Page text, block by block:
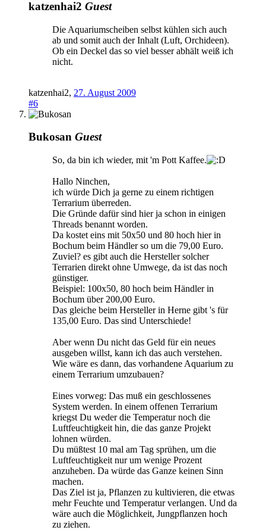
katzenhai2 Guest
Die Aquariumscheiben selbst kühlen sich auch
ab und somit auch der Inhalt (Luft, Orchideen).
Ob ein Deckel das so viel besser abhält weiß ich
nicht.
katzenhai2, 27. August 2009
#6
Bukosan Guest
So, da bin ich wieder, mit 'm Pott Kaffee.
Hallo Ninchen,
ich würde Dich ja gerne zu einem richtigen
Terrarium überreden.
Die Gründe dafür sind hier ja schon in einigen
Threads benannt worden.
Da kostet eins mit 50x50 und 80 hoch hier in
Bochum beim Händler so um die 79,00 Euro.
Zuviel? es gibt auch die Hersteller solcher
Terrarien direkt ohne Umwege, da ist das noch
günstiger.
Beispiel: 100x50, 80 hoch beim Händler in
Bochum über 200,00 Euro.
Das gleiche beim Hersteller in Herne gibt 's für
135,00 Euro. Das sind Unterschiede!
Aber wenn Du nicht das Geld für ein neues
ausgeben willst, kann ich das auch verstehen.
Wie wäre es dann, das vorhandene Aquarium zu
einem Terrarium umzubauen?
Eines vorweg: Das muß ein geschlossenes
System werden. In einem offenen Terrarium
kriegst Du weder die Temperatur noch die
Luftfeuchtigkeit hin, die das ganze Projekt
lohnen würden.
Du müßtest 10 mal am Tag sprühen, um die
Luftfeuchtigkeit nur um wenige Prozent
anzuheben. Da würde das Ganze keinen Sinn
machen.
Das Ziel ist ja, Pflanzen zu kultivieren, die etwas
mehr Feuchte und Temperatur verlangen. Und da
wäre auch die Möglichkeit, Jungpflanzen hoch
zu ziehen.